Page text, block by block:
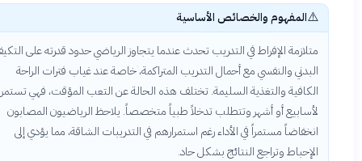
المفهوم والخصائص الأساسية
متلازمة الإفراط في التدريب تحدث عندما يتجاوز الرياضي حدود قدرته على التكيف
البدني والنفسي مع أحمال التدريب المتراكمة، خاصة عند غياب فترات الراحة
الكافية والتغذية السليمة. تختلف هذه الحالة عن التعب المؤقت، فهي تستمر
لأسابيع أو أشهر وتتطلب تدخلاً طبياً متخصصاً. يلاحظ الرياضيون المصابون
انخفاضاً مستمراً في الأداء رغم استمرارهم في التدريبات الشاقة، مما يؤدي إلى
الإحباط وتراجع النتائج بشكل حاد.